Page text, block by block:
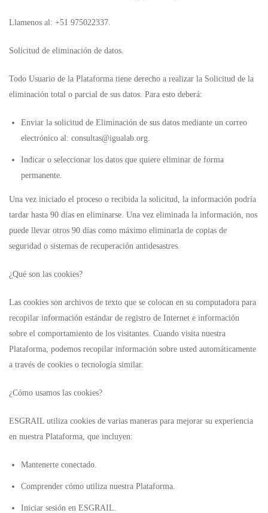
Llamenos al: +51 975022337.
Solicitud de eliminación de datos.
Todo Usuario de la Plataforma tiene derecho a realizar la Solicitud de la
eliminación total o parcial de sus datos. Para esto deberá:
Enviar la solicitud de Eliminación de sus datos mediante un correo
electrónico al: consultas@igualab.org.
Indicar o seleccionar los datos que quiere eliminar de forma
permanente.
Una vez iniciado el proceso o recibida la solicitud, la información podría
tardar hasta 90 días en eliminarse. Una vez eliminada la información, nos
puede llevar otros 90 días como máximo eliminarla de copias de
seguridad o sistemas de recuperación antidesastres.
¿Qué son las cookies?
Las cookies son archivos de texto que se colocan en su computadora para
recopilar información estándar de registro de Internet e información
sobre el comportamiento de los visitantes. Cuando visita nuestra
Plataforma, podemos recopilar información sobre usted automáticamente
a través de cookies o tecnología similar.
¿Cómo usamos las cookies?
ESGRAIL utiliza cookies de varias maneras para mejorar su experiencia
en nuestra Plataforma, que incluyen:
Mantenerte conectado.
Comprender cómo utiliza nuestra Plataforma.
Iniciar sesión en ESGRAIL.